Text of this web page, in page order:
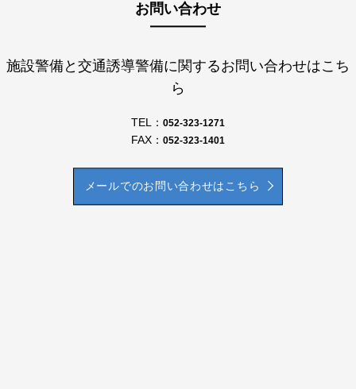
お問い合わせ
施設警備と交通誘導警備に関するお問い合わせはこち
ら
TEL： 052-323-1271
FAX： 052-323-1401
メールでのお問い合わせはこちら